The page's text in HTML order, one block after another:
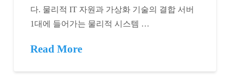
다. 물리적 IT 자원과 가상화 기술의 결합 서버
1대에 들어가는 물리적 시스템 …
Read More